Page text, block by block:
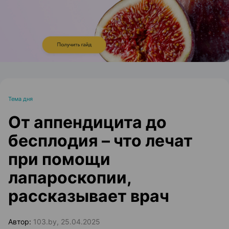
Тема дня
От аппендицита до
бесплодия – что лечат
при помощи
лапароскопии,
рассказывает врач
Автор: 103.by, 25.04.2025